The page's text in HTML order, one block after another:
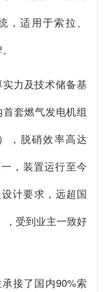
，适用于索拉、
力及技术储备基
套燃气发电机组
，脱硝效率高达
，装置运行至今
计要求，远超国
，受到业主一致好
接了国内90%索